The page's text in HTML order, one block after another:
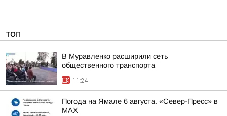
ТОП
В Муравленко расширили сеть
общественного транспорта
11:24
Погода на Ямале 6 августа. «Север-Пресс» в
MAX